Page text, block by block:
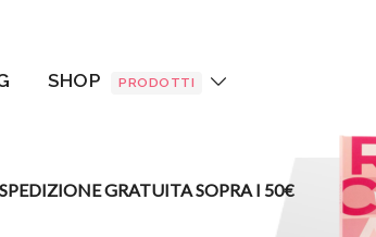
SHOP PRODOTTI
SPEDIZIONE GRATUITA SOPRA I 50€